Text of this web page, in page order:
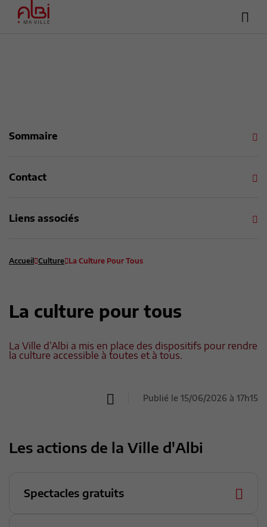
Sommaire
Contact
Liens associés
Accueil Culture La Culture Pour Tous
La culture pour tous
La Ville d’Albi a mis en place des dispositifs pour rendre
la culture accessible à toutes et à tous.
Publié le 15/06/2026 à 17h15
Les actions de la Ville d'Albi
Spectacles gratuits